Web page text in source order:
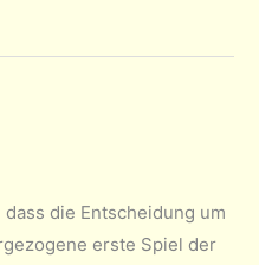
die Entscheidung um
erste Spiel der